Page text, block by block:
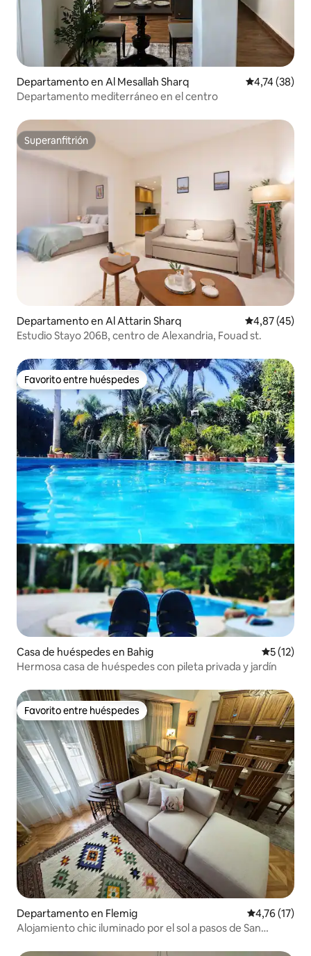
Departamento en Al Mesallah Sharq Calificación
4,74 (38)
Departamento mediterráneo en el centro
Superanfitrión
Superanfitrión
Departamento en Al Attarin Sharq Calificación
4,87 (45)
Estudio Stayo 206B, centro de Alexandria, Fouad st.
Favorito entre huéspedes
Favorito entre huéspedes
Casa de huéspedes en Bahig
5 (12)
Hermosa casa de huéspedes con pileta privada y jardín
Favorito entre huéspedes
Favorito entre huéspedes
Departamento en Flemig Calificación
4,76 (17)
Alojamiento chic iluminado por el sol a pasos de San